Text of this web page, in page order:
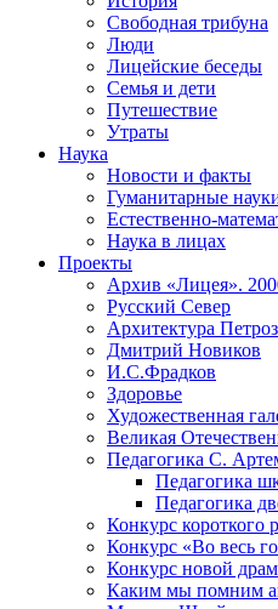
Свободная трибуна
Люди
Лицейские беседы
Семья и дети
Путешествие
Утраты
Наука
Новости и факты
Гуманитарные
Естественно-
Наука в лицах
Проекты
Архив «Лицея».
Русский Север
Архитектура
Дмитрий Новиков
И.С.Фрадков
Здоровье
Художественная
Великая
Педагогика С.
Педагогика
Педагогика
Конкурс короткого
Конкурс «Во весь
Конкурс новой
Каким мы помним